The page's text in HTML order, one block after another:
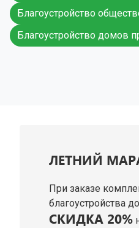
Благоустройство
Благоустройство домов
ЛЕТНИЙ
При заказе
благоустройства
СКИДКА 20%